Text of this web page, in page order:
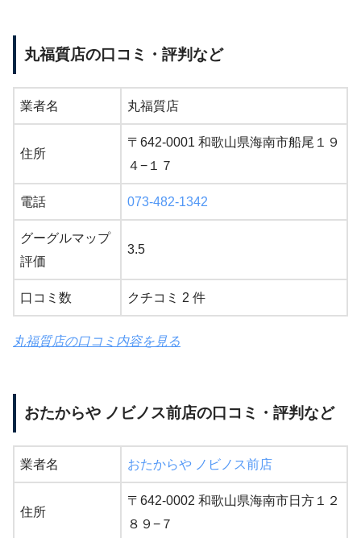
丸福質店の口コミ・評判など
業者名 丸福質店
住所
〒642-0001 和歌山県海南市船尾１９
４−１７
電話 073-482-1342
グーグルマップ
評価
3.5
口コミ数 クチコミ 2 件
丸福質店の口コミ内容を見る
おたからや ノビノス前店の口コミ・評判など
業者名 おたからや ノビノス前店
住所
〒642-0002 和歌山県海南市日方１２
８９−７